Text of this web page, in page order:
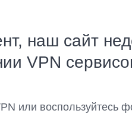
наш сайт
VPN
или воспользуйтесь